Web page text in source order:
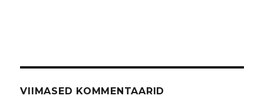
VIIMASED KOMMENTAARID